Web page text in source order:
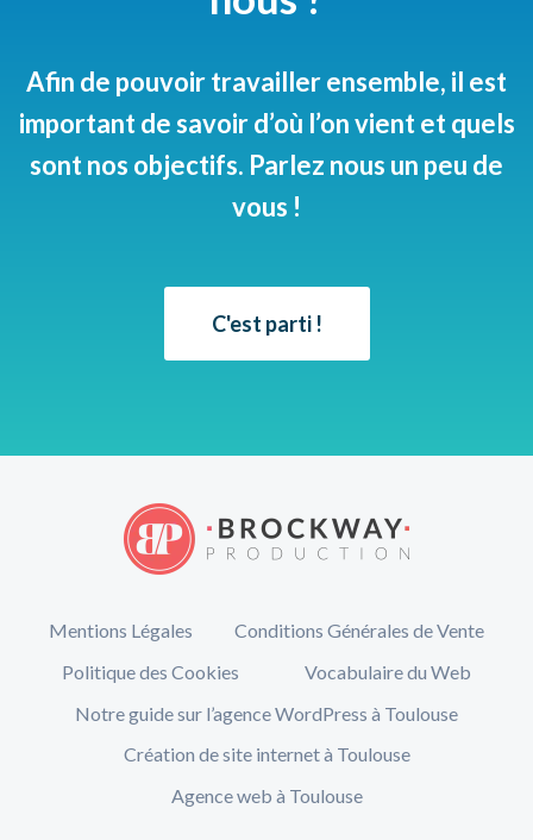
Afin de pouvoir travailler ensemble, il est
important de savoir d’où l’on vient et quels
sont nos objectifs. Parlez nous un peu de
vous !
C'est parti !
Mentions Légales
Conditions Générales de Vente
Politique des Cookies
Vocabulaire du Web
Notre guide sur l’agence WordPress à Toulouse
Création de site internet à Toulouse
Agence web à Toulouse